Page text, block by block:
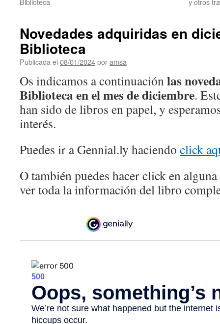
Novedades adquiridas en
Biblioteca
Publicada el 08/01/2024poramsa
Os indicamos a continuaciónlas
Biblioteca en el mes de diciembre.
han sido de libros en papel, y
interés.
Puedes ir a Gennial.ly haciendo click
O también puedes hacer click en
ver toda la información del libro